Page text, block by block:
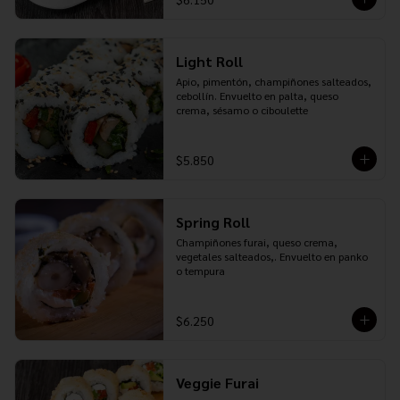
Light Roll
Apio, pimentón, champiñones salteados,
cebollín. Envuelto en palta, queso
crema, sésamo o ciboulette
$5.850
Spring Roll
Champiñones furai, queso crema,
vegetales salteados,. Envuelto en panko
o tempura
$6.250
Veggie Furai